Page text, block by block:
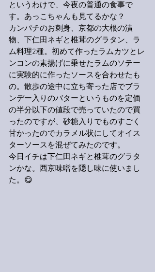
というわけで、今夜の普通の食事で
す。あっこちゃんも見てるかな？
カンパチのお刺身、京都の大根の漬
物、下仁田ネギと椎茸のグラタン、ラ
ム料理2種。初めて作ったラムカツとレ
ンコンの素揚げに乗せたラムのソテー
に実験的に作ったソースを合わせたも
の。散歩の途中に立ち寄った店でブラ
ンデー入りのバターというものを定価
の半分以下の値段で売っていたので買
ったのですが、砂糖入りでものすごく
甘かったのでカラメル状にしてオイス
ターソースを混ぜてみたのです。
今日イチは下仁田ネギと椎茸のグラタ
ンかな。西京味噌を隠し味に使いまし
た。😋